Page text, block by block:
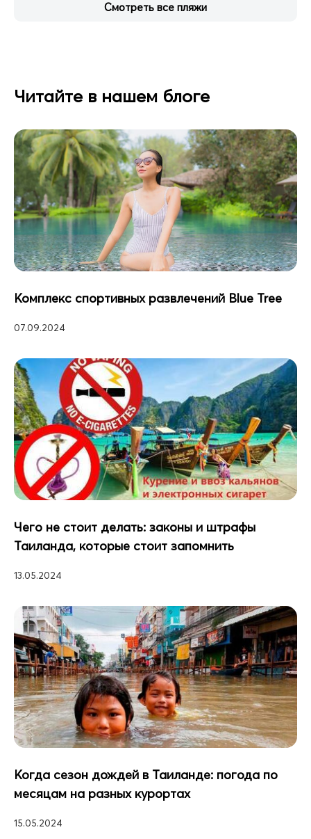
Смотреть все пляжи
Читайте в нашем блоге
Комплекс спортивных развлечений Blue Tree
07.09.2024
Чего не стоит делать: законы и штрафы
Таиланда, которые стоит запомнить
13.05.2024
Когда сезон дождей в Таиланде: погода по
месяцам на разных курортах
15.05.2024